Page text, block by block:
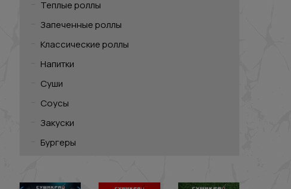
Теплые роллы
Запеченные роллы
Классические роллы
Напитки
Суши
Соусы
Закуски
Бургеры